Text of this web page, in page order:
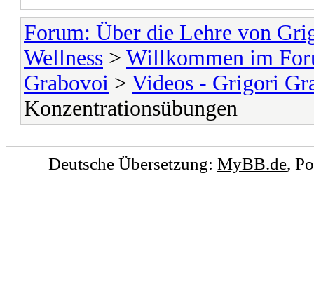
Forum: Über die Lehre von
Wellness > Willkommen im
Grabovoi > Videos - Grigori
Konzentrationsübungen
Deutsche Übersetzung: MyBB.de,